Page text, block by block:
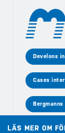
LÄS MER OM
Develons
Cases